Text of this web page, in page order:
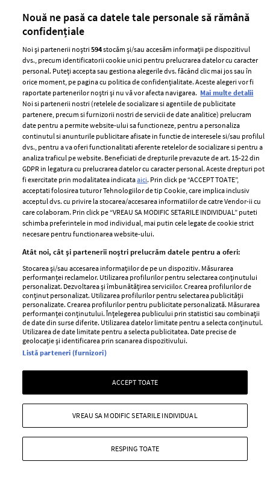
O imagine de acum 20 de ani cu
Prințesa Charlene de Monaco face
valuri pe internet. Care este motivul
PEOPLE 06 august 2026
O fotografie realizată în 2007 cu Prințesa Charlene de
Monaco a scos la iveală un aspect inedit.
+ MAI MULTE
Lora, declarații sincere despre
problemele ei de sănătate. Ce diagnostic
i-au dat medicii
06 august 2026
Nouă ne pasă ca datele tale personale să rămână
confidențiale
Noi și partenerii noștri594stocăm și/sau accesăm informații pe dispozitivul
dvs., precum identificatorii cookie unici pentru prelucrarea datelor cu caracter
personal. Puteți accepta sau gestiona alegerile dvs. făcând clic mai jos sau în
orice moment, pe pagina cu politica de confidențialitate. Aceste alegeri vor fi
raportate partenerilor noștri și nu vă vor afecta navigarea. Mai multe detalii
Noi si partenerii nostri (retelele de socializare si agentiile de publicitate
partenere, precum si furnizorii nostri de servicii de date analitice) prelucram
date pentru a permite website-ului sa functioneze, pentru a personaliza
continutul si anunturile publicitare afisate in functie de interesele si/sau profilul
dvs., pentru a va oferi functionalitati aferente retelelor de socializare si pentru a
analiza traficul pe website. Beneficiati de drepturile prevazute de art. 15-22 din
GDPR in legatura cu prelucrarea datelor cu caracter personal. Aceste drepturi pot
fi exercitate prin modalitatea indicataaici. Prin click pe “ACCEPT TOATE”,
acceptati folosirea tuturor Tehnologiilor de tip Cookie, care implica inclusiv
acceptul dvs. cu privire la stocarea/accesarea informatiilor de catre Vendor-ii cu
care colaboram. Prin click pe “VREAU SA MODIFIC SETARILE INDIVIDUAL” puteti
schimba preferintele in mod individual, mai putin cele legate de cookie strict
necesare pentru functionarea website-ului.
Atât noi, cât și partenerii noștri prelucrăm datele pentru a oferi:
Stocarea și/sau accesarea informațiilor de pe un dispozitiv. Măsurarea
performanței reclamelor. Utilizarea profilurilor pentru selectarea conținutului
personalizat. Dezvoltarea și îmbunătățirea serviciilor. Crearea profilurilor de
conținut personalizat. Utilizarea profilurilor pentru selectarea publicității
personalizate. Crearea profilurilor pentru publicitate personalizată. Măsurarea
performanței conținutului. Înțelegerea publicului prin statistici sau combinații
de date din surse diferite. Utilizarea datelor limitate pentru a selecta conținutul.
Utilizarea de date limitate pentru a selecta publicitatea. Date precise de
geolocație și identificarea prin scanarea dispozitivului.
Listă parteneri (furnizori)
ACCEPT TOATE
RESPING TOATE
VREAU SA MODIFIC SETARILE INDIVIDUAL